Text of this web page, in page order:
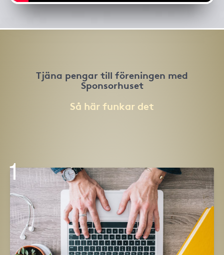
Tjäna pengar till föreningen med
Sponsorhuset
Så här funkar det
1